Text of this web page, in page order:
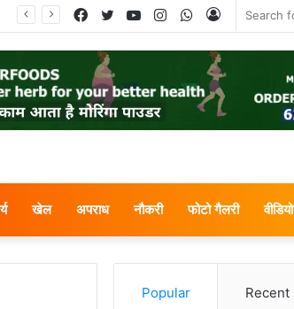
Log
WhatsApp
Instagram
YouTube
Twitter
Facebook
खेल अपराध नौकरी फोटो गैलरी वीडियो
Popular Recent